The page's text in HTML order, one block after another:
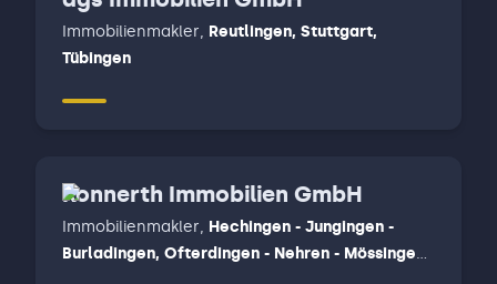
Immobilienmakler, Reutlingen, Stuttgart,
Tübingen
Konnerth Immobilien GmbH
Immobilienmakler, Hechingen - Jungingen -
Burladingen, Ofterdingen - Nehren - Mössingen,